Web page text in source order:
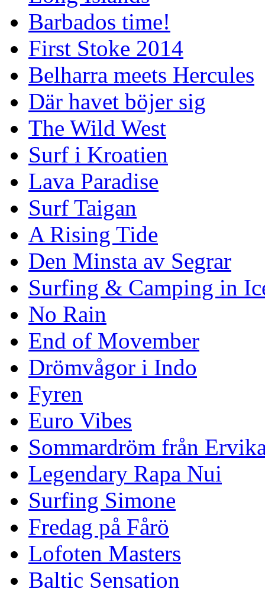
Barbados time!
First Stoke 2014
Belharra meets Hercules
Där havet böjer sig
The Wild West
Surf i Kroatien
Lava Paradise
Surf Taigan
A Rising Tide
Den Minsta av Segrar
Surfing & Camping in
No Rain
End of Movember
Drömvågor i Indo
Fyren
Euro Vibes
Sommardröm från
Legendary Rapa Nui
Surfing Simone
Fredag på Fårö
Lofoten Masters
Baltic Sensation